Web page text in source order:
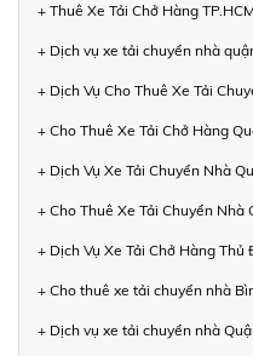
+ Thuê Xe Tải Chở Hàng
+ Dịch vụ xe tải chuyển nhà
+ Dịch Vụ Cho Thuê Xe Tải
+ Cho Thuê Xe Tải Chở Hàng
+ Dịch Vụ Xe Tải Chuyển Nhà
+ Cho Thuê Xe Tải Chuyển Nhà
+ Dịch Vụ Xe Tải Chở Hàng Thủ
+ Cho thuê xe tải chuyển nhà
+ Dịch vụ xe tải chuyển nhà